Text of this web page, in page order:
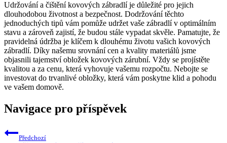
Udržování a čištění kovových zábradlí je důležité pro jejich
dlouhodobou životnost a bezpečnost. Dodržování těchto
jednoduchých tipů vám pomůže udržet vaše zábradlí v optimálním
stavu a zároveň zajistí, že budou stále vypadat skvěle. Pamatujte, že
pravidelná údržba je klíčem k dlouhému životu vašich kovových
zábradlí. Díky našemu srovnání cen a kvality materiálů jsme
objasnili tajemství obložek kovových zárubní. Vždy se projístěte
kvalitou a za cenu, která vyhovuje vašemu rozpočtu. Nebojte se
investovat do trvanlivé obložky, která vám poskytne klid a pohodu
ve vašem domově.
Navigace pro příspěvek
Předchozí